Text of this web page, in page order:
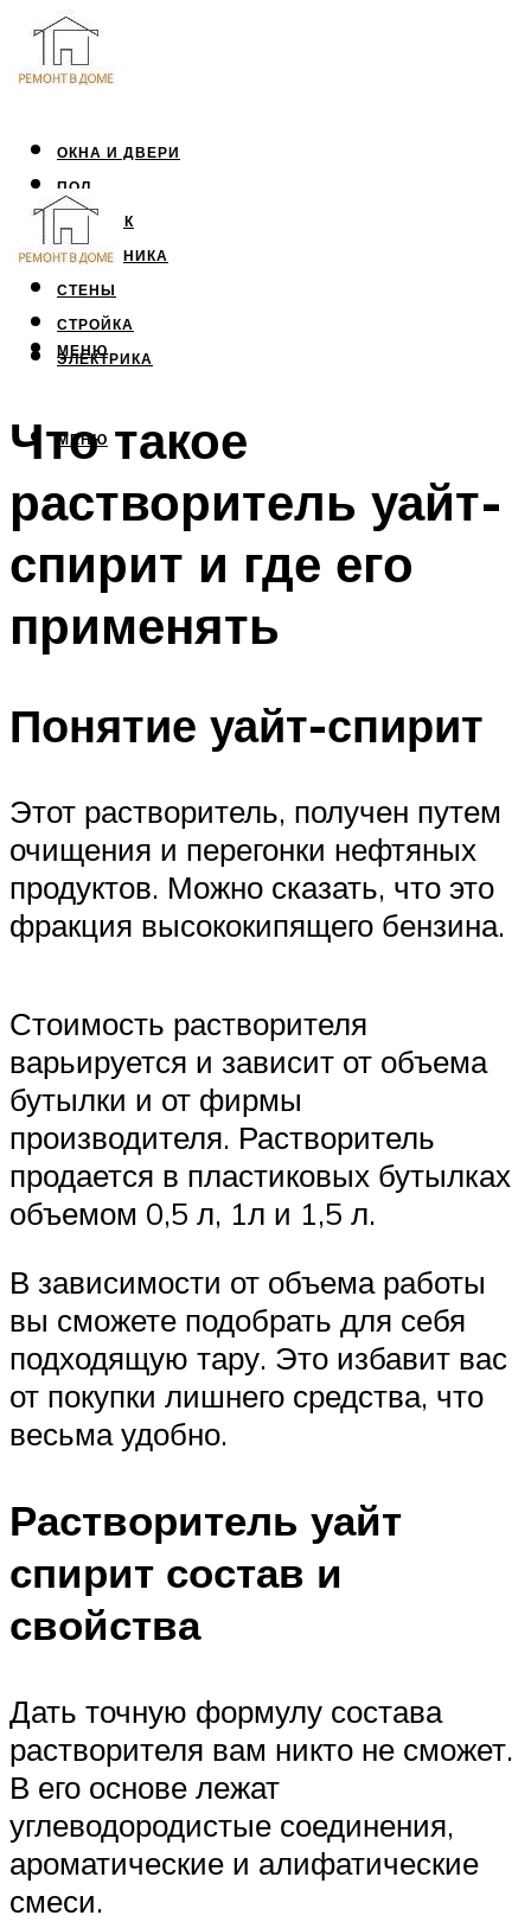
ОКНА И ДВЕРИ
ПОЛ
ПОТОЛОК
САНТЕХНИКА
СТЕНЫ
СТРОЙКА
ЭЛЕКТРИКА
МЕНЮ
МЕНЮ
Что такое
растворитель уайт-
спирит и где его
применять
Понятие уайт-спирит
Этот растворитель, получен путем
очищения и перегонки нефтяных
продуктов. Можно сказать, что это
фракция высококипящего бензина.
Стоимость растворителя
варьируется и зависит от объема
бутылки и от фирмы
производителя. Растворитель
продается в пластиковых бутылках
объемом 0,5 л, 1л и 1,5 л.
В зависимости от объема работы
вы сможете подобрать для себя
подходящую тару. Это избавит вас
от покупки лишнего средства, что
весьма удобно.
Растворитель уайт
спирит состав и
свойства
Дать точную формулу состава
растворителя вам никто не сможет.
В его основе лежат
углеводородистые соединения,
ароматические и алифатические
смеси.